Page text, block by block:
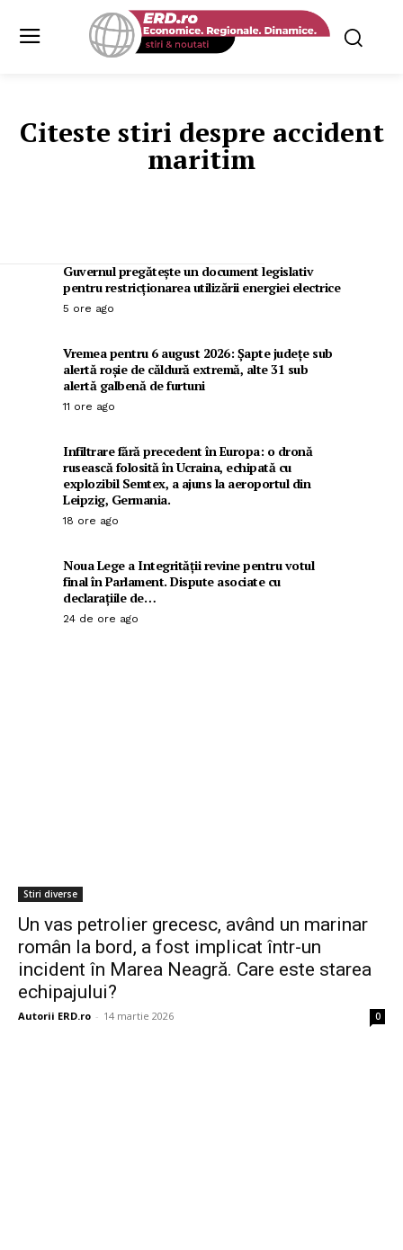
Citeste stiri despre accident
maritim
Guvernul pregătește un document legislativ
pentru restricționarea utilizării energiei electrice
5 ore ago
Vremea pentru 6 august 2026: Șapte județe sub
alertă roșie de căldură extremă, alte 31 sub
alertă galbenă de furtuni
11 ore ago
Infiltrare fără precedent în Europa: o dronă
rusească folosită în Ucraina, echipată cu
explozibil Semtex, a ajuns la aeroportul din
Leipzig, Germania.
18 ore ago
Noua Lege a Integrității revine pentru votul
final în Parlament. Dispute asociate cu
declarațiile de…
24 de ore ago
Stiri diverse
Un vas petrolier grecesc, având un marinar
român la bord, a fost implicat într-un
incident în Marea Neagră. Care este starea
echipajului?
Autorii ERD.ro - 14 martie 2026 0